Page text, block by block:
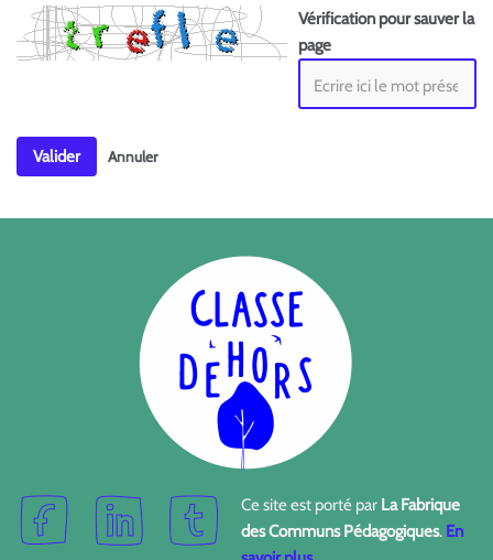
Vérification pour sauver la
page
Valider Annuler
Ce site est porté par La Fabrique
des Communs Pédagogiques. En